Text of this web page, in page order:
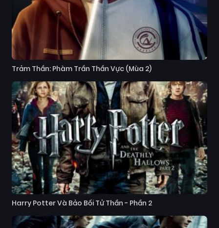
Trảm Thần: Phàm Trần Thần Vực (Mùa 2)
Harry Potter Và Bảo Bối Tử Thần - Phần 2